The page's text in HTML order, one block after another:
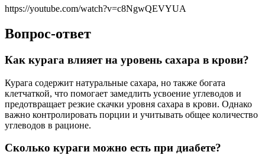
https://youtube.com/watch?v=c8NgwQEVYUA
Вопрос-ответ
Как курага влияет на уровень сахара в крови?
Курага содержит натуральные сахара, но также богата
клетчаткой, что помогает замедлить усвоение углеводов и
предотвращает резкие скачки уровня сахара в крови. Однако
важно контролировать порции и учитывать общее количество
углеводов в рационе.
Сколько кураги можно есть при диабете?